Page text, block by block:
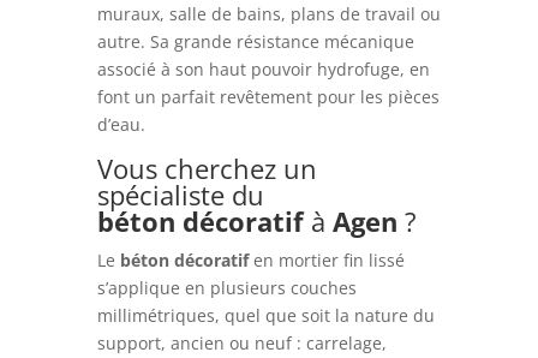
muraux, salle de bains, plans de travail ou
autre. Sa grande résistance mécanique
associé à son haut pouvoir hydrofuge, en
font un parfait revêtement pour les pièces
d’eau.
Vous cherchez un
spécialiste du
béton décoratifà Agen ?
Le béton décoratifen mortier fin lissé
s’applique en plusieurs couches
millimétriques, quel que soit la nature du
support, ancien ou neuf : carrelage,